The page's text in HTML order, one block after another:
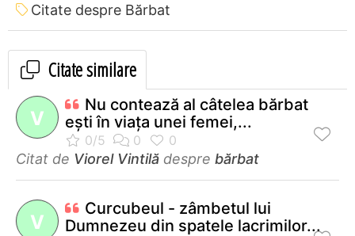
Citate despre Bărbat
Citate similare
V
Nu contează al câtelea bărbat
eşti în viaţa unei femei,...
Citat de Viorel Vintilă despre bărbat
V
Curcubeul - zâmbetul lui
Dumnezeu din spatele lacrimilor...